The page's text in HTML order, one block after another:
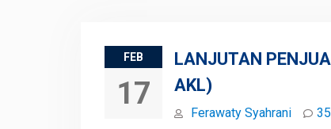
FEB
17
LANJUTAN
AKL)
Ferawaty Syahrani